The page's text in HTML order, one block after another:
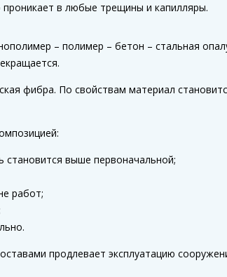
проникает в любые трещины и капилляры.
– полимер – бетон – стальная
фибра. По свойствам материал
становится выше первоначальной;
работ;
продлевает эксплуатацию